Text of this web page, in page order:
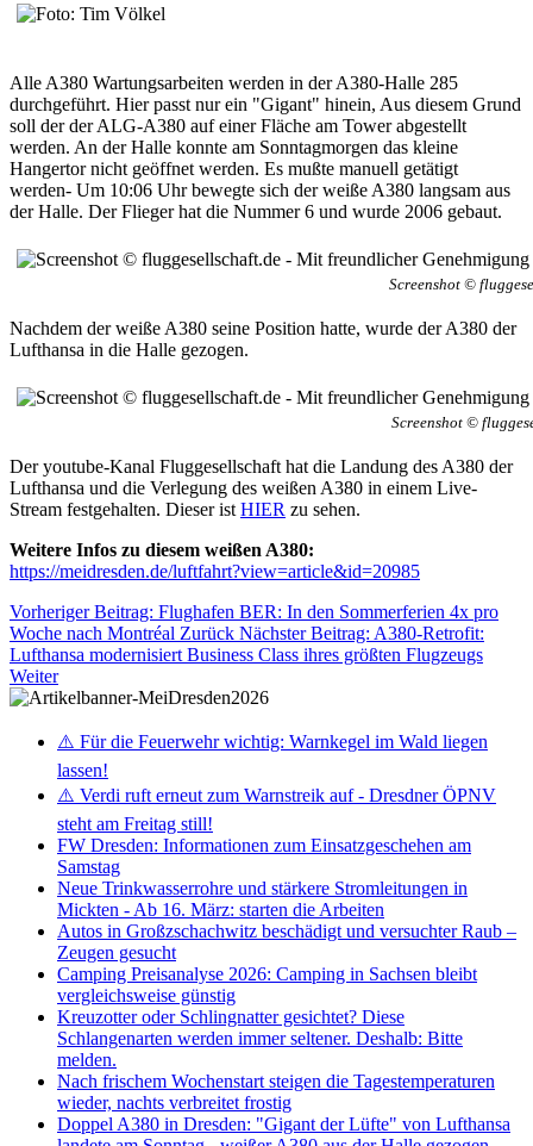
Alle A380 Wartungsarbeiten werden in der A380-Halle 285
durchgeführt. Hier passt nur ein "Gigant" hinein, Aus diesem Grund
soll der der ALG-A380 auf einer Fläche am Tower abgestellt
werden. An der Halle konnte am Sonntagmorgen das kleine
Hangertor nicht geöffnet werden. Es mußte manuell getätigt
werden- Um 10:06 Uhr bewegte sich der weiße A380 langsam aus
der Halle. Der Flieger hat die Nummer 6 und wurde 2006 gebaut.
Screenshot ©
Nachdem der weiße A380 seine Position hatte, wurde der A380 der
Lufthansa in die Halle gezogen.
Screenshot ©
Der youtube-Kanal Fluggesellschaft hat die Landung des A380 der
Lufthansa und die Verlegung des weißen A380 in einem Live-
Stream festgehalten. Dieser ist HIER zu sehen.
Weitere Infos zu diesem weißen A380:
https://meidresden.de/luftfahrt?view=article&id=20985
Vorheriger Beitrag: Flughafen BER: In den Sommerferien 4x pro
Woche nach Montréal Zurück Nächster Beitrag: A380-Retrofit:
Lufthansa modernisiert Business Class ihres größten Flugzeugs
Weiter
⚠️ Für die Feuerwehr wichtig: Warnkegel im Wald liegen
lassen!
⚠️ Verdi ruft erneut zum Warnstreik auf - Dresdner ÖPNV
steht am Freitag still!
FW Dresden: Informationen zum Einsatzgeschehen am
Samstag
Neue Trinkwasserrohre und stärkere Stromleitungen in
Mickten - Ab 16. März: starten die Arbeiten
Autos in Großzschachwitz beschädigt und versuchter Raub –
Zeugen gesucht
Camping Preisanalyse 2026: Camping in Sachsen bleibt
vergleichsweise günstig
Kreuzotter oder Schlingnatter gesichtet? Diese
Schlangenarten werden immer seltener. Deshalb: Bitte
melden.
Nach frischem Wochenstart steigen die Tagestemperaturen
wieder, nachts verbreitet frostig
Doppel A380 in Dresden: "Gigant der Lüfte" von Lufthansa